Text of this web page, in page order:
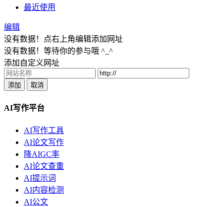
最近使用
编辑
没有数据！点右上角编辑添加网址
没有数据！等待你的参与哦 ^_^
添加自定义网址
添加 取消
AI写作平台
AI写作工具
AI论文写作
降AIGC率
AI论文查重
AI提示词
AI内容检测
AI公文